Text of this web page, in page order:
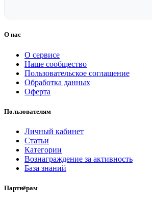
О нас
О сервисе
Наше сообщество
Пользовательское соглашение
Обработка данных
Оферта
Пользователям
Личный кабинет
Статьи
Категории
Вознаграждение за активность
База знаний
Партнёрам